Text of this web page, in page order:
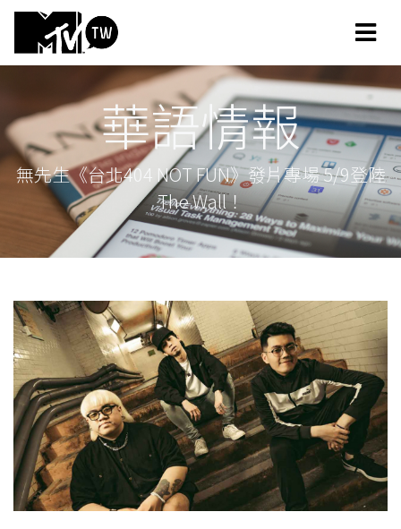
華語情報
無先生《台北404 NOT FUN》發片專場 5/9登陸
The Wall！